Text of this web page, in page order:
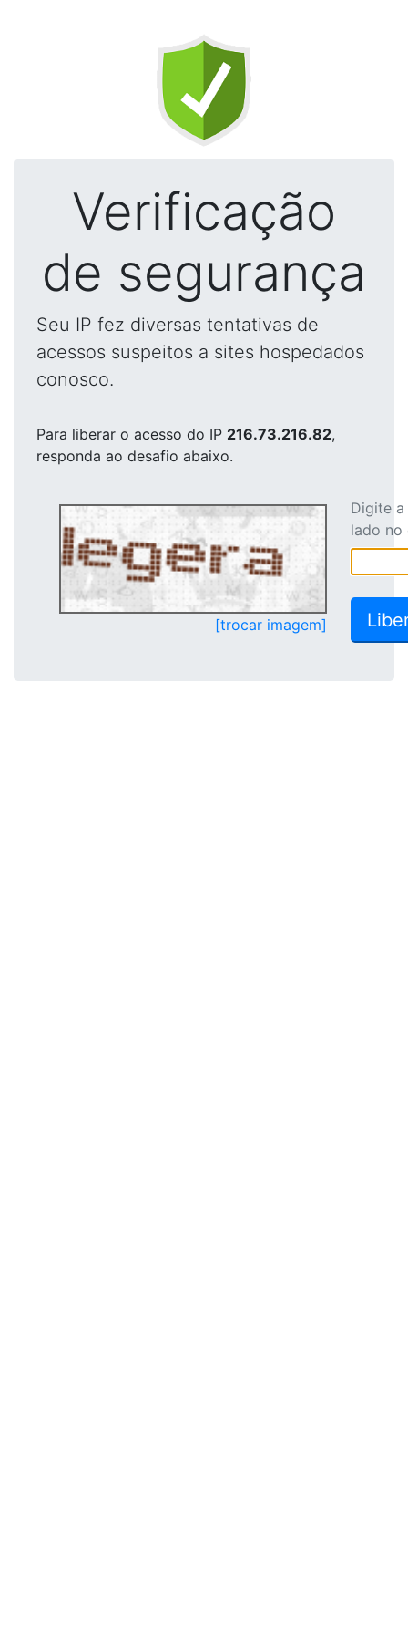
Verificação
de segurança
Seu IP fez diversas tentativas de
acessos suspeitos a sites hospedados
conosco.
Para liberar o acesso do IP 216.73.216.82,
responda ao desafio abaixo.
[trocar imagem]
Digite
lado no